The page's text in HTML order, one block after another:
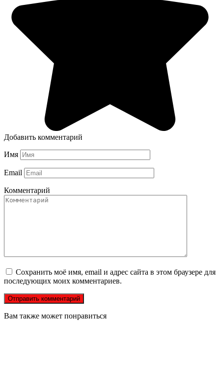
Добавить комментарий
Имя
Email
Комментарий
Сохранить моё имя, email и адрес сайта в этом браузере для
последующих моих комментариев.
Вам также может понравиться